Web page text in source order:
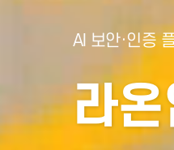
AI 보안·인증
라